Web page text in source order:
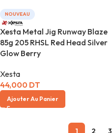
NOUVEAU
Xesta Metal Jig Runway Blaze
85g 205 RHSL Red Head Silver
Glow Berry
Xesta
44,000 DT
Ajouter Au Panier
1 2 3